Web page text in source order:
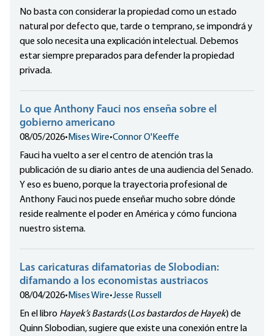
No basta con considerar la propiedad como un estado
natural por defecto que, tarde o temprano, se impondrá y
que solo necesita una explicación intelectual. Debemos
estar siempre preparados para defender la propiedad
privada.
Lo que Anthony Fauci nos enseña sobre el
gobierno americano
08/05/2026• Mises Wire•Connor O'Keeffe
Fauci ha vuelto a ser el centro de atención tras la
publicación de su diario antes de una audiencia del Senado.
Y eso es bueno, porque la trayectoria profesional de
Anthony Fauci nos puede enseñar mucho sobre dónde
reside realmente el poder en América y cómo funciona
nuestro sistema.
Las caricaturas difamatorias de Slobodian:
difamando a los economistas austriacos
08/04/2026• Mises Wire•Jesse Russell
En el libro Hayek’s Bastards(Los bastardos de Hayek) de
Quinn Slobodian, sugiere que existe una conexión entre la